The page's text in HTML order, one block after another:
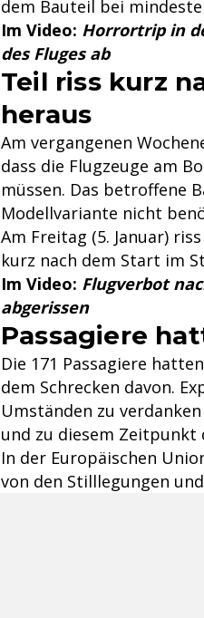
dem Bauteil bei
Im Video: Horrortrip in
des Fluges ab
Teil riss kurz
heraus
Am vergangenen
dass die Flugzeuge am
müssen. Das betroffene
Modellvariante nicht
Am Freitag (5. Januar)
kurz nach dem Start im
Im Video: Flugverbot
abgerissen
Passagiere
Die 171 Passagiere
dem Schrecken davon.
Umständen zu
und zu diesem Zeitpunkt
In der Europäischen
von den Stilllegungen